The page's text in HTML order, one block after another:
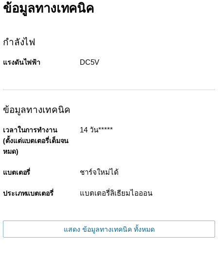
ข้อมูลทางเทคนิค
กำลังไฟ
แรงดันไฟฟ้า DC5V
ข้อมูลทางเทคนิค
เวลาในการทำงาน
(ตั้งแต่แบตเตอรี่เต็มจน
หมด)
14 วัน*****
แบตเตอรี่ ชาร์จใหม่ได้
ประเภทแบตเตอรี่ แบตเตอรี่ลิเธียมไอออน
แสดง ข้อมูลทางเทคนิค ทั้งหมด